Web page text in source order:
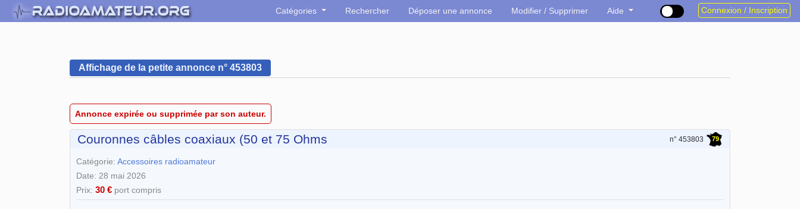
Catégories Rechercher Déposer une annonce Modifier / Supprimer Aide Connexion / Inscription
Affichage de la petite annonce n° 453803
Annonce expirée ou supprimée par son auteur.
Couronnes câbles coaxiaux (50 et 75 Ohms n° 453803 79
Catégorie: Accessoires radioamateur
Date: 28 mai 2026
Prix: 30 € port compris